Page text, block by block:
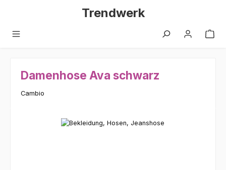
Zum Hauptinhalt springenTrendwerk
Damenhose Ava schwarz
Cambio
Bildergalerie überspringen